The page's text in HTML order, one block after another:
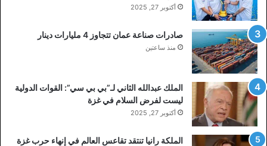
أكتوبر 27, 2025
صادرات صناعة عمان تتجاوز 4 مليارات دينار
منذ ساعتين
الملك عبدالله الثاني لـ”بي بي سي”: القوات الدولية
ليست لفرض السلام في غزة
أكتوبر 27, 2025
الملكة رانيا تنتقد تقاعس العالم في إنهاء حرب غزة